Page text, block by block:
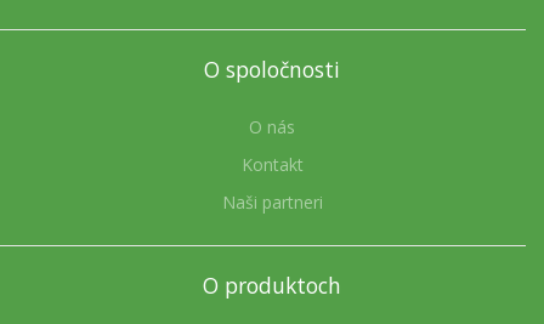
O spoločnosti
O nás
Kontakt
Naši partneri
O produktoch